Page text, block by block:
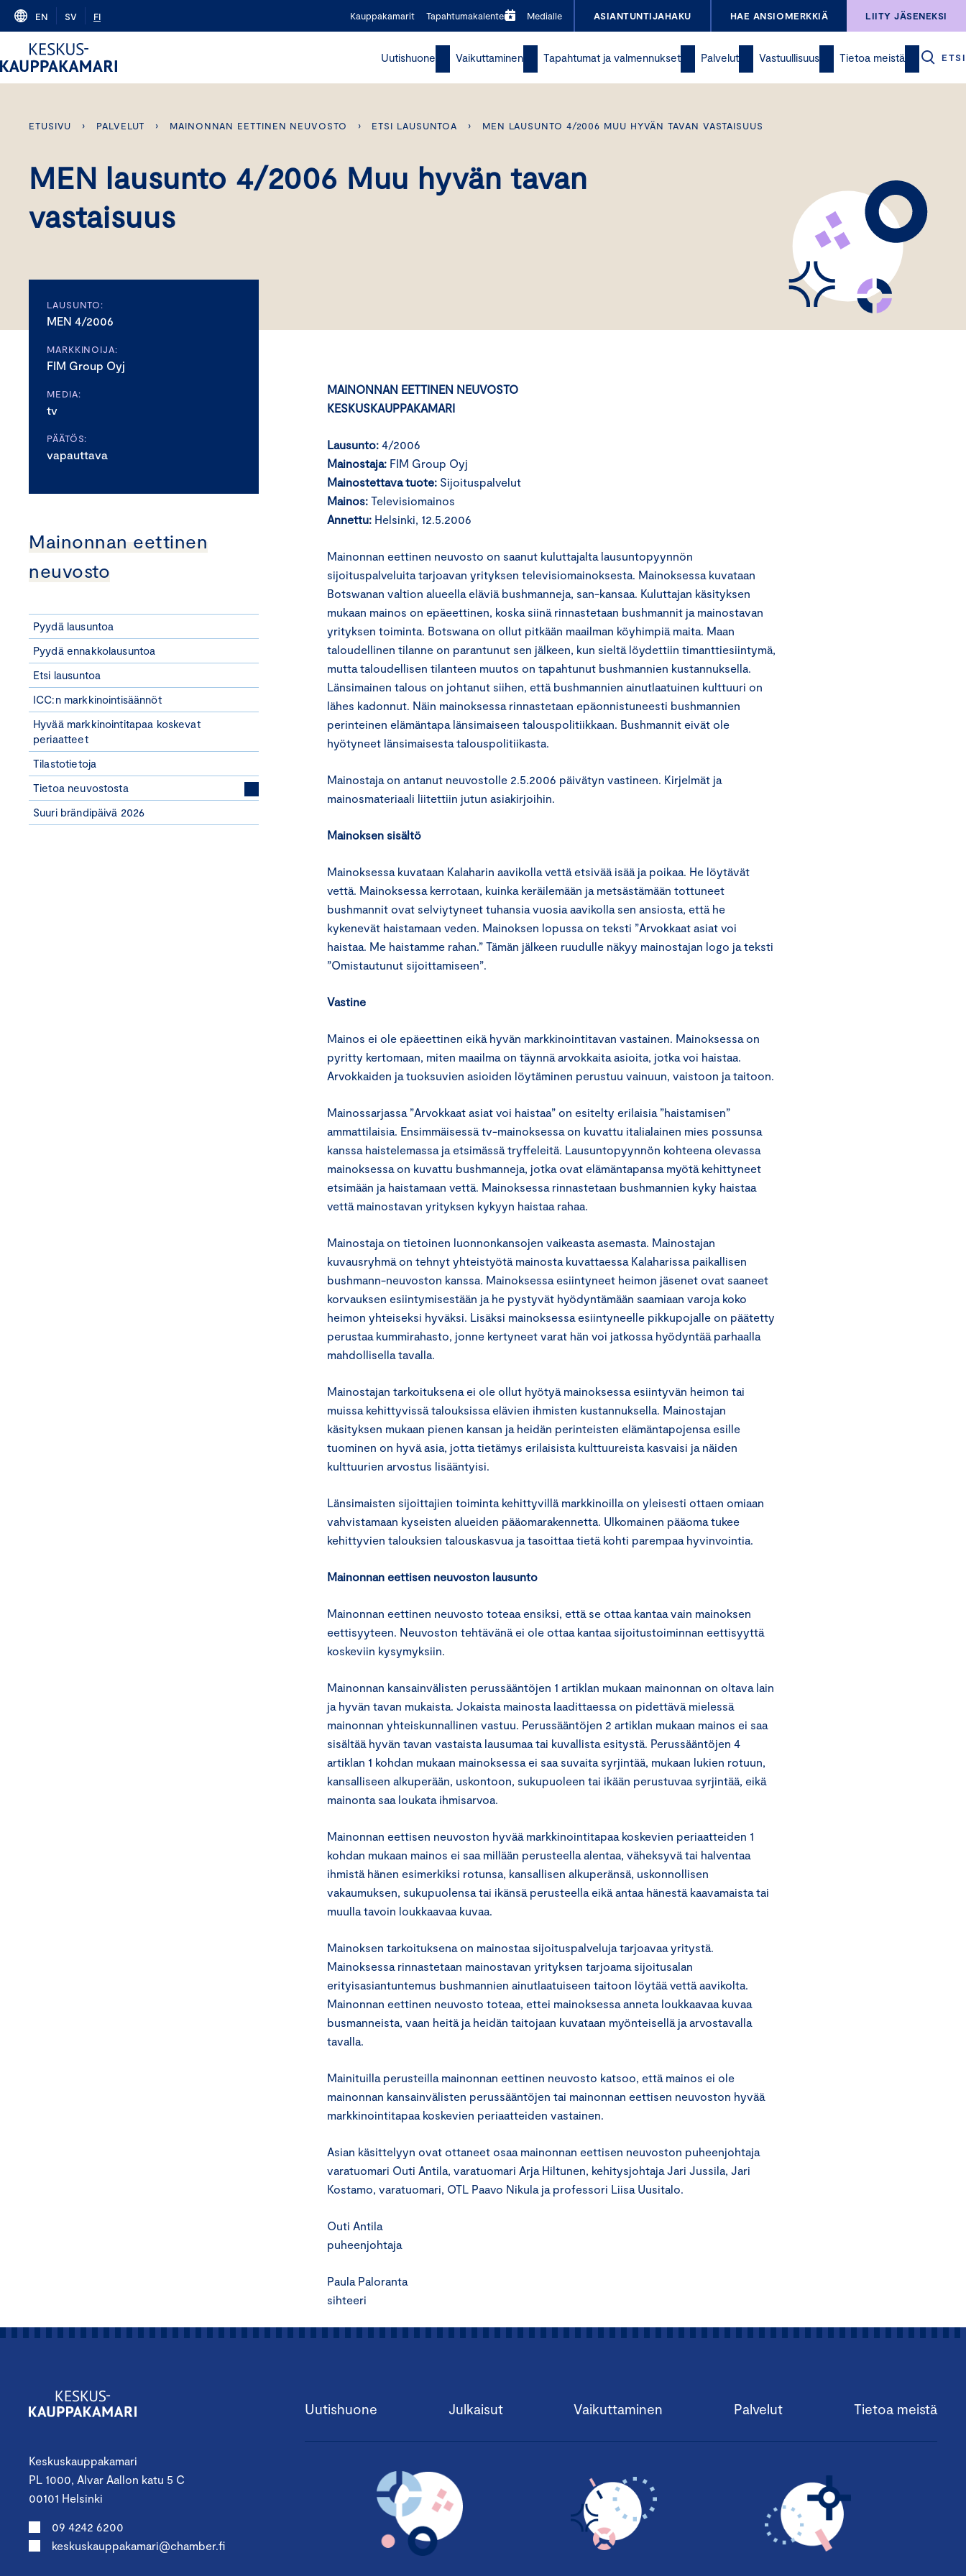
Skip
content
EN SV FI Kauppakamarit Tapahtumakalenteri Medialle ASIANTUNTIJAHAKU HAE ANSIOMERKKIÄ LIITY JÄSENEKSI
Uutishuone Vaikuttaminen Tapahtumat ja valmennukset Palvelut Vastuullisuus Tietoa meistä ETSI
ETUSIVU › PALVELUT › MAINONNAN EETTINEN NEUVOSTO › ETSI LAUSUNTOA › MEN LAUSUNTO 4/2006 MUU HYVÄN TAVAN VASTAISUUS
MEN lausunto 4/2006 Muu hyvän tavan
vastaisuus
LAUSUNTO:
MEN 4/2006
MARKKINOIJA:
FIM Group Oyj
MEDIA:
tv
PÄÄTÖS:
vapauttava
Mainonnan eettinen
neuvosto
Pyydä lausuntoa
Pyydä ennakkolausuntoa
Etsi lausuntoa
ICC:n markkinointisäännöt
Hyvää markkinointitapaa koskevat
periaatteet
Tilastotietoja
Tietoa neuvostosta
Suuri brändipäivä 2026
MAINONNAN EETTINEN NEUVOSTO
KESKUSKAUPPAKAMARI
Lausunto: 4/2006
Mainostaja: FIM Group Oyj
Mainostettava tuote: Sijoituspalvelut
Mainos: Televisiomainos
Annettu: Helsinki, 12.5.2006
Mainonnan eettinen neuvosto on saanut kuluttajalta lausuntopyynnön
sijoituspalveluita tarjoavan yrityksen televisiomainoksesta. Mainoksessa kuvataan
Botswanan valtion alueella eläviä bushmanneja, san-kansaa. Kuluttajan käsityksen
mukaan mainos on epäeettinen, koska siinä rinnastetaan bushmannit ja mainostavan
yrityksen toiminta. Botswana on ollut pitkään maailman köyhimpiä maita. Maan
taloudellinen tilanne on parantunut sen jälkeen, kun sieltä löydettiin timanttiesiintymä,
mutta taloudellisen tilanteen muutos on tapahtunut bushmannien kustannuksella.
Länsimainen talous on johtanut siihen, että bushmannien ainutlaatuinen kulttuuri on
lähes kadonnut. Näin mainoksessa rinnastetaan epäonnistuneesti bushmannien
perinteinen elämäntapa länsimaiseen talouspolitiikkaan. Bushmannit eivät ole
hyötyneet länsimaisesta talouspolitiikasta.
Mainostaja on antanut neuvostolle 2.5.2006 päivätyn vastineen. Kirjelmät ja
mainosmateriaali liitettiin jutun asiakirjoihin.
Mainoksen sisältö
Mainoksessa kuvataan Kalaharin aavikolla vettä etsivää isää ja poikaa. He löytävät
vettä. Mainoksessa kerrotaan, kuinka keräilemään ja metsästämään tottuneet
bushmannit ovat selviytyneet tuhansia vuosia aavikolla sen ansiosta, että he
kykenevät haistamaan veden. Mainoksen lopussa on teksti ”Arvokkaat asiat voi
haistaa. Me haistamme rahan.” Tämän jälkeen ruudulle näkyy mainostajan logo ja teksti
”Omistautunut sijoittamiseen”.
Vastine
Mainos ei ole epäeettinen eikä hyvän markkinointitavan vastainen. Mainoksessa on
pyritty kertomaan, miten maailma on täynnä arvokkaita asioita, jotka voi haistaa.
Arvokkaiden ja tuoksuvien asioiden löytäminen perustuu vainuun, vaistoon ja taitoon.
Mainossarjassa ”Arvokkaat asiat voi haistaa” on esitelty erilaisia ”haistamisen”
ammattilaisia. Ensimmäisessä tv-mainoksessa on kuvattu italialainen mies possunsa
kanssa haistelemassa ja etsimässä tryffeleitä. Lausuntopyynnön kohteena olevassa
mainoksessa on kuvattu bushmanneja, jotka ovat elämäntapansa myötä kehittyneet
etsimään ja haistamaan vettä. Mainoksessa rinnastetaan bushmannien kyky haistaa
vettä mainostavan yrityksen kykyyn haistaa rahaa.
Mainostaja on tietoinen luonnonkansojen vaikeasta asemasta. Mainostajan
kuvausryhmä on tehnyt yhteistyötä mainosta kuvattaessa Kalaharissa paikallisen
bushmann-neuvoston kanssa. Mainoksessa esiintyneet heimon jäsenet ovat saaneet
korvauksen esiintymisestään ja he pystyvät hyödyntämään saamiaan varoja koko
heimon yhteiseksi hyväksi. Lisäksi mainoksessa esiintyneelle pikkupojalle on päätetty
perustaa kummirahasto, jonne kertyneet varat hän voi jatkossa hyödyntää parhaalla
mahdollisella tavalla.
Mainostajan tarkoituksena ei ole ollut hyötyä mainoksessa esiintyvän heimon tai
muissa kehittyvissä talouksissa elävien ihmisten kustannuksella. Mainostajan
käsityksen mukaan pienen kansan ja heidän perinteisten elämäntapojensa esille
tuominen on hyvä asia, jotta tietämys erilaisista kulttuureista kasvaisi ja näiden
kulttuurien arvostus lisääntyisi.
Länsimaisten sijoittajien toiminta kehittyvillä markkinoilla on yleisesti ottaen omiaan
vahvistamaan kyseisten alueiden pääomarakennetta. Ulkomainen pääoma tukee
kehittyvien talouksien talouskasvua ja tasoittaa tietä kohti parempaa hyvinvointia.
Mainonnan eettisen neuvoston lausunto
Mainonnan eettinen neuvosto toteaa ensiksi, että se ottaa kantaa vain mainoksen
eettisyyteen. Neuvoston tehtävänä ei ole ottaa kantaa sijoitustoiminnan eettisyyttä
koskeviin kysymyksiin.
Mainonnan kansainvälisten perussääntöjen 1 artiklan mukaan mainonnan on oltava lain
ja hyvän tavan mukaista. Jokaista mainosta laadittaessa on pidettävä mielessä
mainonnan yhteiskunnallinen vastuu. Perussääntöjen 2 artiklan mukaan mainos ei saa
sisältää hyvän tavan vastaista lausumaa tai kuvallista esitystä. Perussääntöjen 4
artiklan 1 kohdan mukaan mainoksessa ei saa suvaita syrjintää, mukaan lukien rotuun,
kansalliseen alkuperään, uskontoon, sukupuoleen tai ikään perustuvaa syrjintää, eikä
mainonta saa loukata ihmisarvoa.
Mainonnan eettisen neuvoston hyvää markkinointitapaa koskevien periaatteiden 1
kohdan mukaan mainos ei saa millään perusteella alentaa, väheksyvä tai halventaa
ihmistä hänen esimerkiksi rotunsa, kansallisen alkuperänsä, uskonnollisen
vakaumuksen, sukupuolensa tai ikänsä perusteella eikä antaa hänestä kaavamaista tai
muulla tavoin loukkaavaa kuvaa.
Mainoksen tarkoituksena on mainostaa sijoituspalveluja tarjoavaa yritystä.
Mainoksessa rinnastetaan mainostavan yrityksen tarjoama sijoitusalan
erityisasiantuntemus bushmannien ainutlaatuiseen taitoon löytää vettä aavikolta.
Mainonnan eettinen neuvosto toteaa, ettei mainoksessa anneta loukkaavaa kuvaa
busmanneista, vaan heitä ja heidän taitojaan kuvataan myönteisellä ja arvostavalla
tavalla.
Mainituilla perusteilla mainonnan eettinen neuvosto katsoo, että mainos ei ole
mainonnan kansainvälisten perussääntöjen tai mainonnan eettisen neuvoston hyvää
markkinointitapaa koskevien periaatteiden vastainen.
Asian käsittelyyn ovat ottaneet osaa mainonnan eettisen neuvoston puheenjohtaja
varatuomari Outi Antila, varatuomari Arja Hiltunen, kehitysjohtaja Jari Jussila, Jari
Kostamo, varatuomari, OTL Paavo Nikula ja professori Liisa Uusitalo.
Outi Antila
puheenjohtaja
Paula Paloranta
sihteeri
Keskuskauppakamari
PL 1000, Alvar Aallon katu 5 C
00101 Helsinki
09 4242 6200
keskuskauppakamari@chamber.fi
Uutishuone Julkaisut Vaikuttaminen Palvelut Tietoa meistä